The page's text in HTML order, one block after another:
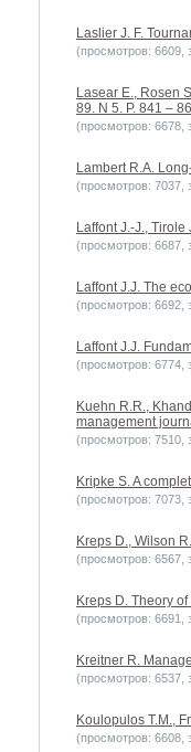
Laslier J. F.
(просмотров: 6609,
Lasear E., Rosen
89. N 5. P. 841 –
(просмотров: 6678,
Lambert R.A.
(просмотров: 7037,
Laffont J.-J.,
(просмотров: 6687,
Laffont J.J. The
(просмотров: 6692,
Laffont J.J.
(просмотров: 6774,
Kuehn R.R.,
management
(просмотров: 7510,
Kripke S. A
(просмотров: 7073,
Kreps D., Wilson
(просмотров: 6567,
Kreps D. Theory
(просмотров: 6691,
Kreitner R.
(просмотров: 6537,
Koulopulos T.M.,
(просмотров: 6608,